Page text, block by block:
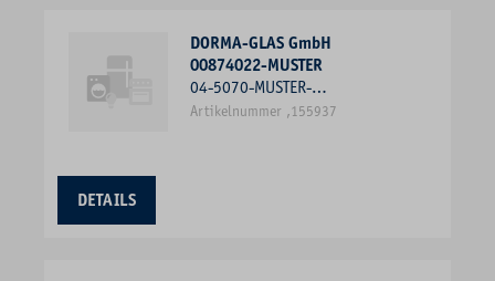
DORMA-GLAS GmbH
00874022-MUSTER
04-5070-MUSTER-
HÖHENAUSGLEICHPROFIL 8MM
Artikelnummer ,155937
DETAILS